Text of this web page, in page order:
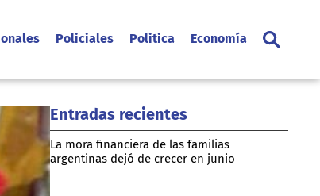
Policiales Politica Economía
Entradas recientes
La mora financiera de las familias
argentinas dejó de crecer en junio